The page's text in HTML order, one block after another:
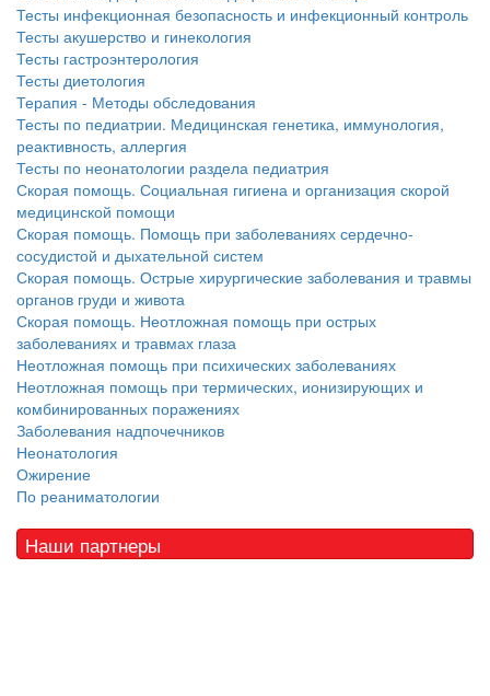
Тесты инфекционная безопасность и инфекционный контроль
Тесты акушерство и гинекология
Тесты гастроэнтерология
Тесты диетология
Терапия - Методы обследования
Тесты по педиатрии. Медицинская генетика, иммунология,
реактивность, аллергия
Тесты по неонатологии раздела педиатрия
Скорая помощь. Социальная гигиена и организация скорой
медицинской помощи
Скорая помощь. Помощь при заболеваниях сердечно-
сосудистой и дыхательной систем
Скорая помощь. Острые хирургические заболевания и травмы
органов груди и живота
Скорая помощь. Неотложная помощь при острых
заболеваниях и травмах глаза
Неотложная помощь при психических заболеваниях
Неотложная помощь при термических, ионизирующих и
комбинированных поражениях
Заболевания надпочечников
Неонатология
Ожирение
По реаниматологии
Наши партнеры